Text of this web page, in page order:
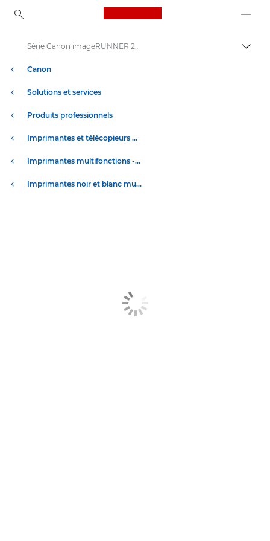
Canon Logo, back to
Canon
Solutions et services
Produits professionnels
Imprimantes et télécopieurs professionnels
Imprimantes multifonctions - Multifonctions
Imprimantes noir et blanc multifonction
Série Canon imageRUNNER 2700